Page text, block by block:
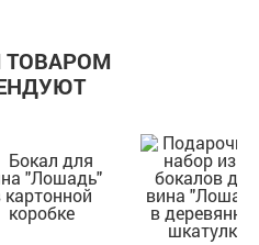
ТОВАРОМ